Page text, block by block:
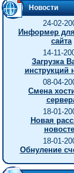
Новости
24-02-
Информер
сайта
14-11-
Загрузка
инструкций
08-04-
Смена
18-01-
Новая
18-01-
Обнуление